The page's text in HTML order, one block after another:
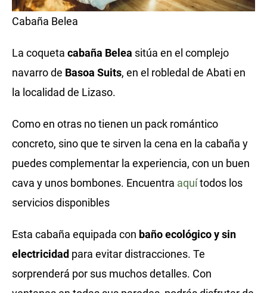
Cabaña Belea
La coqueta cabaña Belea sitúa en el complejo
navarro de Basoa Suits, en el robledal de Abati en
la localidad de Lizaso.
Como en otras no tienen un pack romántico
concreto, sino que te sirven la cena en la cabaña y
puedes complementar la experiencia, con un buen
cava y unos bombones. Encuentra aquítodos los
servicios disponibles
Esta cabaña equipada con baño ecológico y sin
electricidad para evitar distracciones. Te
sorprenderá por sus muchos detalles. Con